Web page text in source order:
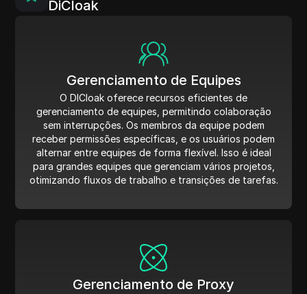
DiCloak
Gerenciamento de Equipes
O DICloak oferece recursos eficientes de
gerenciamento de equipes, permitindo colaboração
sem interrupções. Os membros da equipe podem
receber permissões específicas, e os usuários podem
alternar entre equipes de forma flexível. Isso é ideal
para grandes equipes que gerenciam vários projetos,
otimizando fluxos de trabalho e transições de tarefas.
Gerenciamento de Proxy